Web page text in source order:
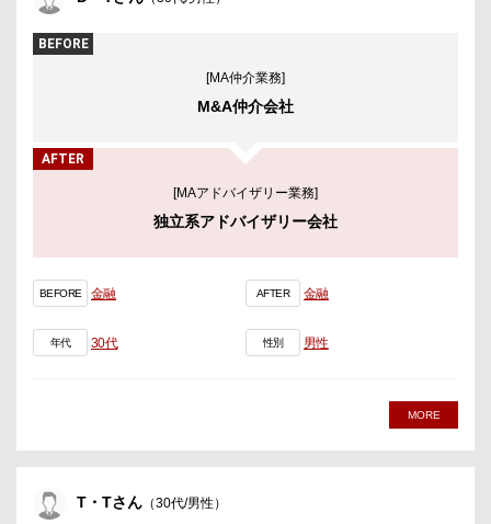
BEFORE
[MA仲介業務]
M&A仲介会社
AFTER
[MAアドバイザリー業務]
独立系アドバイザリー会社
BEFORE 金融 AFTER 金融
年代 30代 性別 男性
MORE
T・Tさん （30代/男性）